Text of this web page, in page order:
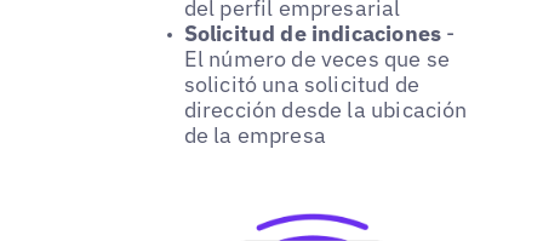
del perfil empresarial
Solicitud de indicaciones -
El número de veces que se
solicitó una solicitud de
dirección desde la ubicación
de la empresa